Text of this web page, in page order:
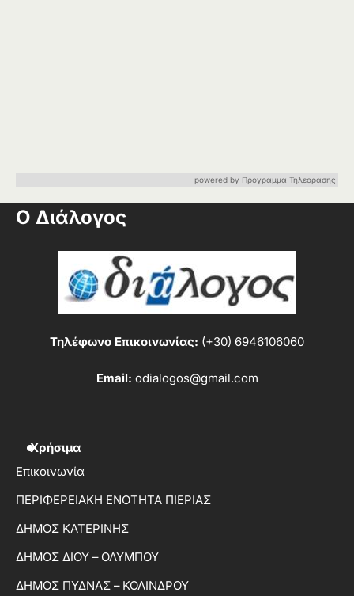
powered by Προγραμμα Τηλεορασης
Ο Διάλογος
Τηλέφωνο Επικοινωνίας: (+30) 6946106060
Email: odialogos@gmail.com
Χρήσιμα
Επικοινωνία
ΠΕΡΙΦΕΡΕΙΑΚΗ ΕΝΟΤΗΤΑ ΠΙΕΡΙΑΣ
ΔΗΜΟΣ ΚΑΤΕΡΙΝΗΣ
ΔΗΜΟΣ ΔΙΟΥ – ΟΛΥΜΠΟΥ
ΔΗΜΟΣ ΠΥΔΝΑΣ – ΚΟΛΙΝΔΡΟΥ